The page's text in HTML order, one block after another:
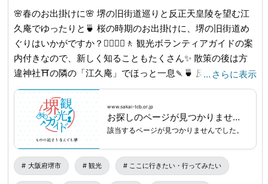
🌸春のお出掛けに🌸 堺の旧街道巡りと反正天皇陵を望む江
久庵でゆったりと🍵 桜の時期のお出掛けに、堺の旧街道め
ぐりはいかがですか？🚶‍♀️🚶‍♂️🚶 観光ボランティアガイドの案
内付きなので、新しく知ることもたくさん✨ 散策の後は方
違神社⛩️の隣の「江久庵」でほっと一息🍡🍵 反正天皇陵を
間近に望む素敵なロケーションでゆったりとした時間を😌
近場でも知らない堺の魅力を、桜とともにお楽しみください
🌸 ※旧向泉寺閼伽井跡の桜の画像：2025年３月29日撮影 📅
日時： 毎週 金・土・日 9:50または12：50集合 ※3日前まで
に要予約 💰 料金： 4,000円（江久庵利用券付） 📍 集合場
所： 堺市役所21階展望ロビー ※金・土・日は1名様より参加
可能。月～木は2名様以上でリクエスト承ります。 🔍詳しく
… さらに表示
www.sakai-tcb.or.jp
お探しのページが見つかりません｜堺観光ガイド
該当するページが見つかりませんでした。
大阪府堺市 観光 ここに行きたい・行ってみたい